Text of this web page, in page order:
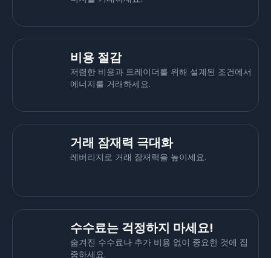
비용 절감
저렴한 비용과 트레이더를 위해 설계된 조건에서
에너지를 거래하세요.
거래 잠재력 극대화
레버리지로 거래 잠재력을 높이세요.
수수료는 걱정하지 마세요!
숨겨진 수수료나 추가 비용 없이 중요한 것에 집
중하세요.